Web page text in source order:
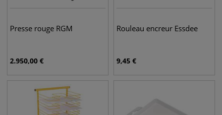
Presse rouge RGM
2.950,00 €
Rouleau encreur Essdee
9,45 €